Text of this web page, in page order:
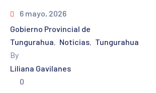
6 mayo, 2026
Gobierno Provincial de
Tungurahua‚ Noticias‚ Tungurahua
By
Liliana Gavilanes
0